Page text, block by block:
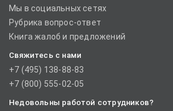
Мы в социальных сетях
Рубрика вопрос-ответ
Книга жалоб и предложений
Свяжитесь с нами
+7 (495) 138-88-83
+7 (800) 555-02-05
Недовольны работой сотрудников?